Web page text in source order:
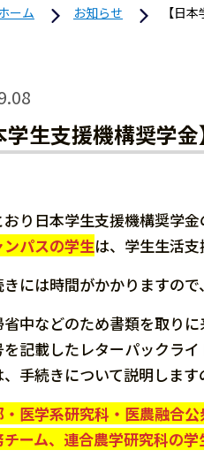
ーム お知らせ 【日
学生支援機構奨学
り日本学生支援機構奨学
パスの学生は、学生生活支
には時間がかかりますの
中などのため書類を取り
を記載したレターパックラ
手続きについて説明しま
・医学系研究科・医農融合
ーム、 連合農学研究科の学